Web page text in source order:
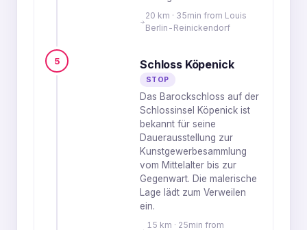
20 km · 35min from Louis
Berlin-Reinickendorf
5 Schloss Köpenick
STOP
Das Barockschloss auf der
Schlossinsel Köpenick ist
bekannt für seine
Dauerausstellung zur
Kunstgewerbesammlung
vom Mittelalter bis zur
Gegenwart. Die malerische
Lage lädt zum Verweilen
ein.
15 km · 25min from